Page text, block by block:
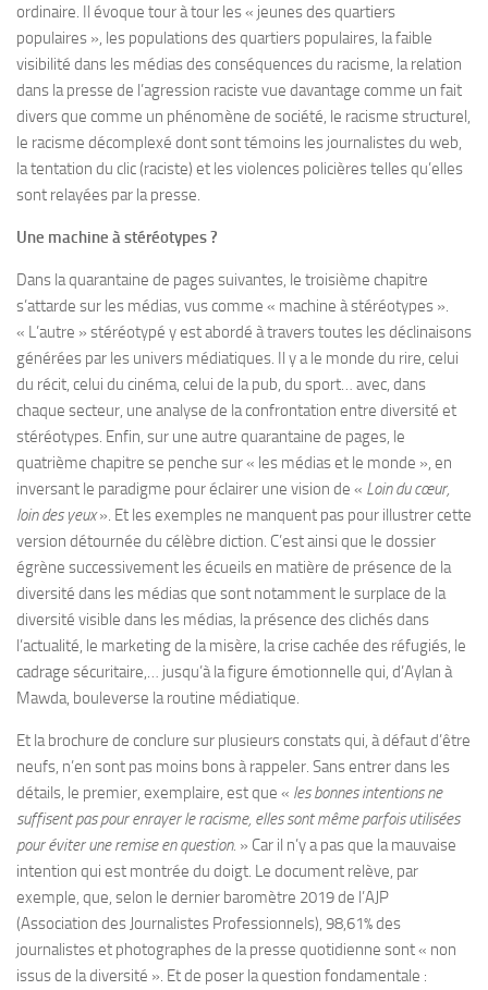
ordinaire. Il évoque tour à tour les « jeunes des quartiers
populaires », les populations des quartiers populaires, la faible
visibilité dans les médias des conséquences du racisme, la relation
dans la presse de l’agression raciste vue davantage comme un fait
divers que comme un phénomène de société, le racisme structurel,
le racisme décomplexé dont sont témoins les journalistes du web,
la tentation du clic (raciste) et les violences policières telles qu’elles
sont relayées par la presse.
Une machine à stéréotypes ?
Dans la quarantaine de pages suivantes, le troisième chapitre
s’attarde sur les médias, vus comme « machine à stéréotypes ».
« L’autre » stéréotypé y est abordé à travers toutes les déclinaisons
générées par les univers médiatiques. Il y a le monde du rire, celui
du récit, celui du cinéma, celui de la pub, du sport… avec, dans
chaque secteur, une analyse de la confrontation entre diversité et
stéréotypes. Enfin, sur une autre quarantaine de pages, le
quatrième chapitre se penche sur « les médias et le monde », en
inversant le paradigme pour éclairer une vision de « Loin du cœur,
loin des yeux». Et les exemples ne manquent pas pour illustrer cette
version détournée du célèbre diction. C’est ainsi que le dossier
égrène successivement les écueils en matière de présence de la
diversité dans les médias que sont notamment le surplace de la
diversité visible dans les médias, la présence des clichés dans
l’actualité, le marketing de la misère, la crise cachée des réfugiés, le
cadrage sécuritaire,… jusqu’à la figure émotionnelle qui, d’Aylan à
Mawda, bouleverse la routine médiatique.
Et la brochure de conclure sur plusieurs constats qui, à défaut d’être
neufs, n’en sont pas moins bons à rappeler. Sans entrer dans les
détails, le premier, exemplaire, est que « les bonnes intentions ne
suffisent pas pour enrayer le racisme, elles sont même parfois utilisées
pour éviter une remise en question. » Car il n’y a pas que la mauvaise
intention qui est montrée du doigt. Le document relève, par
exemple, que, selon le dernier baromètre 2019 de l’AJP
(Association des Journalistes Professionnels), 98,61% des
journalistes et photographes de la presse quotidienne sont « non
issus de la diversité ». Et de poser la question fondamentale :